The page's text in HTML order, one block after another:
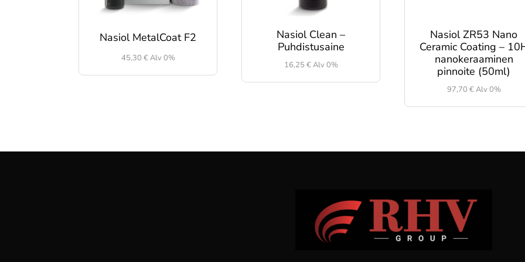
Nasiol MetalCoat F2
45,30 €Alv 0%
Nasiol Clean –
Puhdistusaine
16,25 €Alv 0%
Nasiol ZR53 Nano
Ceramic Coating –
nanokeraaminen
pinnoite (50ml)
97,70 €Alv 0%